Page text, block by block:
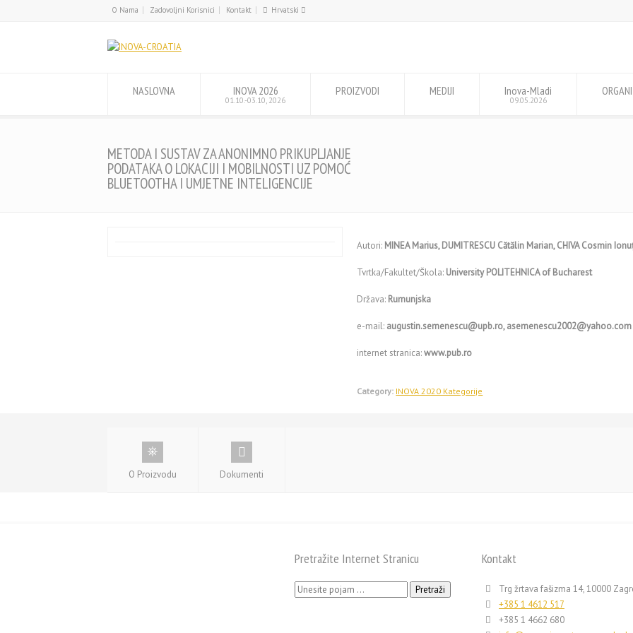
O Nama Zadovoljni Korisnici Kontakt
Hrvatski
NASLOVNA INOVA 2026
01.10.-03.10, 2026
PROIZVODI MEDIJI Inova-Mladi
09.05.2026
METODA I SUSTAV ZA ANONIMNO PRIKUPLJANJE
PODATAKA O LOKACIJI I MOBILNOSTI UZ POMOĆ
BLUETOOTHA I UMJETNE INTELIGENCIJE
Autori: MINEA Marius, DUMITRESCU Cătălin Marian, CHIVA Cosmin
Tvrtka/Fakultet/Škola: University POLITEHNICA of Bucharest
Država: Rumunjska
e-mail: augustin.semenescu@upb.ro, asemenescu2002@yahoo.com
internet stranica:www.pub.ro
Category: INOVA 2020 Kategorije
O Proizvodu Dokumenti
Pretražite Internet Stranicu
Pretraži:
Kontakt
Trg žrtava fašizma 14, 10000
+385 1 4612 517
+385 1 4662 680